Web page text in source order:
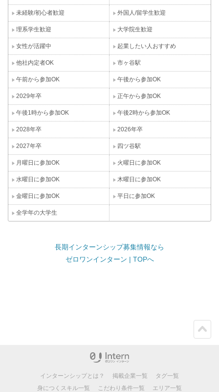
未経験/初心者歓迎 外国人/留学生歓迎
理系学生歓迎 大学院生歓迎
女性が活躍中 起業したい人おすすめ
他社内定者OK 市ヶ谷駅
午前から参加OK 午後から参加OK
2029年卒 正午から参加OK
午後1時から参加OK 午後2時から参加OK
2028年卒 2026年卒
2027年卒 四ツ谷駅
月曜日に参加OK 火曜日に参加OK
水曜日に参加OK 木曜日に参加OK
金曜日に参加OK 平日に参加OK
全学年の大学生
長期インターンシップ募集情報なら
ゼロワンインターン | TOPへ
インターンシップとは？ 掲載企業一覧
タグ一覧
身につくスキル一覧
こだわり条件一覧 エリア一覧